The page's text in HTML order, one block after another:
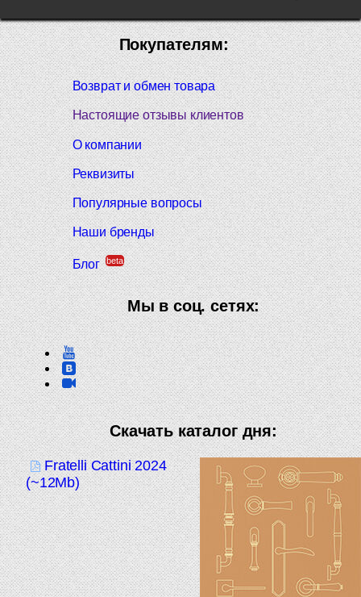
Покупателям:
Возврат и обмен товара
Настоящие отзывы клиентов
О компании
Реквизиты
Популярные вопросы
Наши бренды
Блог beta
Мы в соц. сетях:
Скачать каталог дня:
Fratelli Cattini 2024
(~12Mb)